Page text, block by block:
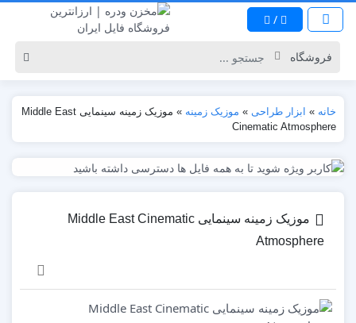
/
خانه » ابزار طراحی » موزیک زمینه »
موزیک زمینه سینمایی Middle East
Cinematic Atmosphere
موزیک زمینه سینمایی Middle East Cinematic
Atmosphere